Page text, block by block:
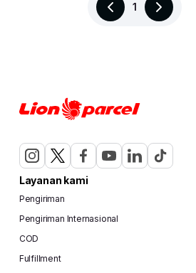
1
Layanan kami
Pengiriman
Pengiriman Internasional
COD
Fulfillment